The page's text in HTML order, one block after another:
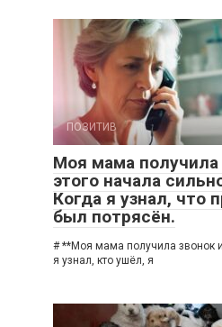
ПОЗИТИВ
Моя мама получила
этого начала
Когда я узнал, что
был потрясён.
# **Моя мама получила звонок
я узнал, кто ушёл, я